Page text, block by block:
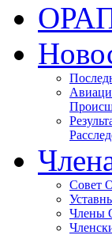
Совет
Члены